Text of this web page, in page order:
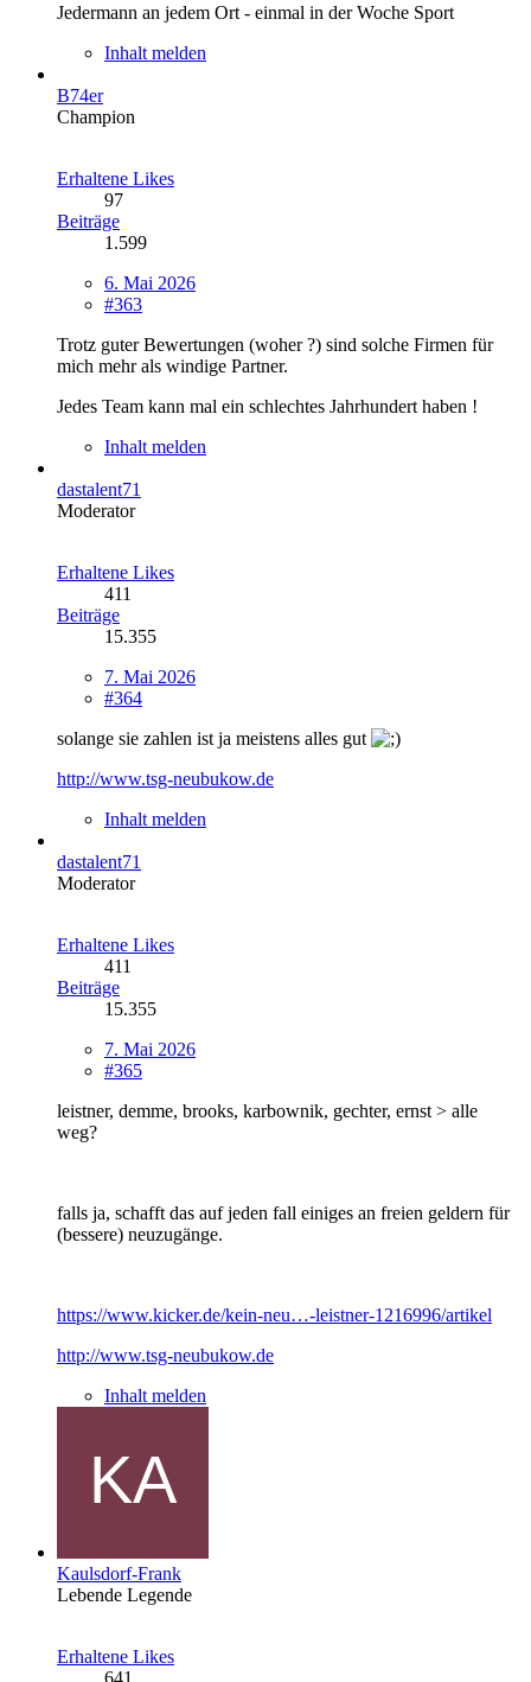
Jedermann an jedem Ort - einmal in der Woche Sport
Inhalt melden
B74er
Champion
Erhaltene Likes
97
Beiträge
1.599
6. Mai 2026
#363
Trotz guter Bewertungen (woher ?) sind solche Firmen für
mich mehr als windige Partner.
Jedes Team kann mal ein schlechtes Jahrhundert haben !
Inhalt melden
dastalent71
Moderator
Erhaltene Likes
411
Beiträge
15.355
7. Mai 2026
#364
solange sie zahlen ist ja meistens alles gut
http://www.tsg-neubukow.de
Inhalt melden
dastalent71
Moderator
Erhaltene Likes
411
Beiträge
15.355
7. Mai 2026
#365
leistner, demme, brooks, karbownik, gechter, ernst > alle
weg?
falls ja, schafft das auf jeden fall einiges an freien geldern für
(bessere) neuzugänge.
https://www.kicker.de/kein-neu…-leistner-1216996/artikel
http://www.tsg-neubukow.de
Inhalt melden
Kaulsdorf-Frank
Lebende Legende
Erhaltene Likes
641